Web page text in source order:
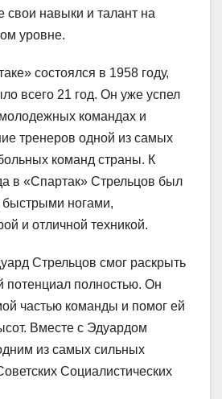
свои навыки и талант на
уровне.
состоялся в 1958 году,
всего 21 год. Он уже успел
командах и
тренеров одной из самых
команд страны. К
в «Спартак» Стрельцов был
быстрыми ногами,
и отличной техникой.
Стрельцов смог раскрыть
потенциал полностью. Он
частью команды и помог ей
Вместе с Эдуардом
из самых сильных
Социалистических